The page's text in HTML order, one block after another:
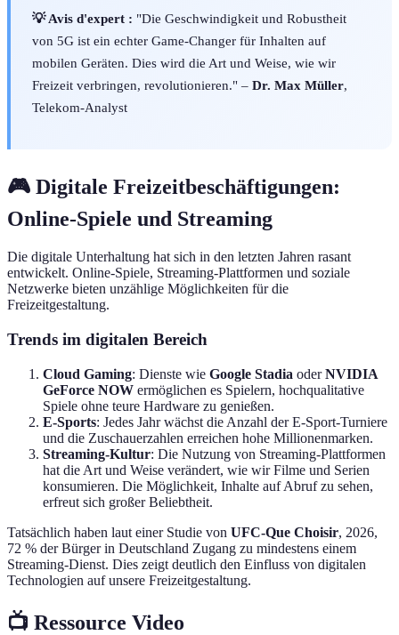
💡 Avis d'expert : "Die Geschwindigkeit und Robustheit
von 5G ist ein echter Game-Changer für Inhalten auf
mobilen Geräten. Dies wird die Art und Weise, wie wir
Freizeit verbringen, revolutionieren." – Dr. Max Müller,
Telekom-Analyst
🎮 Digitale Freizeitbeschäftigungen:
Online-Spiele und Streaming
Die digitale Unterhaltung hat sich in den letzten Jahren rasant
entwickelt. Online-Spiele, Streaming-Plattformen und soziale
Netzwerke bieten unzählige Möglichkeiten für die
Freizeitgestaltung.
Trends im digitalen Bereich
Cloud Gaming: Dienste wie Google Stadia oderNVIDIA
GeForce NOW ermöglichen es Spielern, hochqualitative
Spiele ohne teure Hardware zu genießen.
E-Sports: Jedes Jahr wächst die Anzahl der E-Sport-Turniere
und die Zuschauerzahlen erreichen hohe Millionenmarken.
Streaming-Kultur: Die Nutzung von Streaming-Plattformen
hat die Art und Weise verändert, wie wir Filme und Serien
konsumieren. Die Möglichkeit, Inhalte auf Abruf zu sehen,
erfreut sich großer Beliebtheit.
Tatsächlich haben laut einer Studie von UFC-Que Choisir, 2026,
72 % der Bürger in Deutschland Zugang zu mindestens einem
Streaming-Dienst. Dies zeigt deutlich den Einfluss von digitalen
Technologien auf unsere Freizeitgestaltung.
📺 Ressource Video